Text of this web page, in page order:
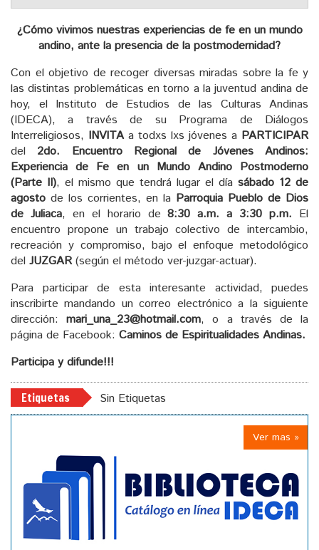
¿Cómo vivimos nuestras experiencias de fe en un mundo
andino, ante la presencia de la postmodernidad?
Con el objetivo de recoger diversas miradas sobre la fe y
las distintas problemáticas en torno a la juventud andina de
hoy, el Instituto de Estudios de las Culturas Andinas
(IDECA), a través de su Programa de Diálogos
Interreligiosos, INVITAa todxs lxs jóvenes a PARTICIPAR
del 2do. Encuentro Regional de Jóvenes Andinos:
Experiencia de Fe en un Mundo Andino Postmoderno
(Parte II), el mismo que tendrá lugar el día sábado 12 de
agosto de los corrientes, en la Parroquia Pueblo de Dios
de Juliaca, en el horario de8:30 a.m. a 3:30 p.m. El
encuentro propone un trabajo colectivo de intercambio,
recreación y compromiso, bajo el enfoque metodológico
del JUZGAR(según el método ver-juzgar-actuar).
Para participar de esta interesante actividad, puedes
inscribirte mandando un correo electrónico a la siguiente
dirección:mari_una_23@hotmail.com, o a través de la
página de Facebook: Caminos de Espiritualidades Andinas.
Participa y difunde!!!
Etiquetas Sin Etiquetas
Ver mas »